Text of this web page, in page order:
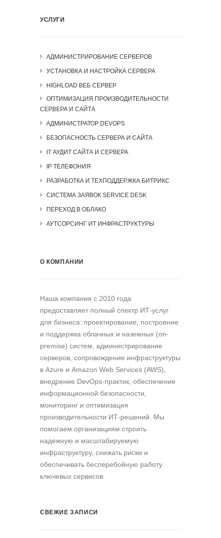
УСЛУГИ
АДМИНИСТРИРОВАНИЕ СЕРВЕРОВ
УСТАНОВКА И НАСТРОЙКА СЕРВЕРА
HIGHLOAD ВЕБ СЕРВЕР
ОПТИМИЗАЦИЯ ПРОИЗВОДИТЕЛЬНОСТИ
СЕРВЕРА И САЙТА
АДМИНИСТРАТОР DEVOPS
БЕЗОПАСНОСТЬ СЕРВЕРА И САЙТА
IT АУДИТ САЙТА И СЕРВЕРА
IP ТЕЛЕФОНИЯ
РАЗРАБОТКА И ТЕХПОДДЕРЖКА БИТРИКС
СИСТЕМА ЗАЯВОК SERVICE DESK
ПЕРЕХОД В ОБЛАКО
АУТСОРСИНГ ИТ ИНФРАСТРУКТУРЫ
О КОМПАНИИ
Наша компания c 2010 года
предоставляет полный спектр ИТ-услуг
для бизнеса: проектирование, построение
и поддержка облачных и наземных (on-
premise) систем, администрирование
серверов, сопровождение инфраструктуры
в Azure и Amazon Web Services (AWS),
внедрение DevOps-практик, обеспечение
информационной безопасности,
мониторинг и оптимизация
производительности ИТ-решений. Мы
помогаем организациям строить
надежную и масштабируемую
инфраструктуру, снижать риски и
обеспечивать бесперебойную работу
ключевых сервисов.
СВЕЖИЕ ЗАПИСИ